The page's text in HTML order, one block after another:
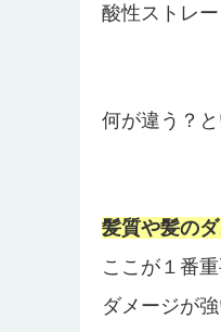
酸性ストレ
何が違う？と
髪質や髪の
ここが１番
ダメージが